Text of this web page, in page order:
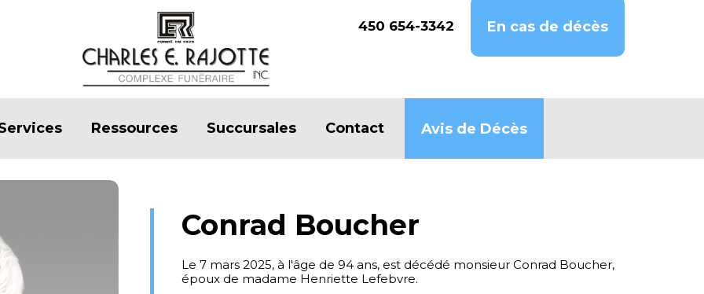
450 654-3342 En cas de décès
Ressources Succursales Contact Avis de Décès
Conrad Boucher
Le 7 mars 2025, à l'âge de 94 ans, est décédé monsieur Conrad Boucher,
époux de madame Henriette Lefebvre.